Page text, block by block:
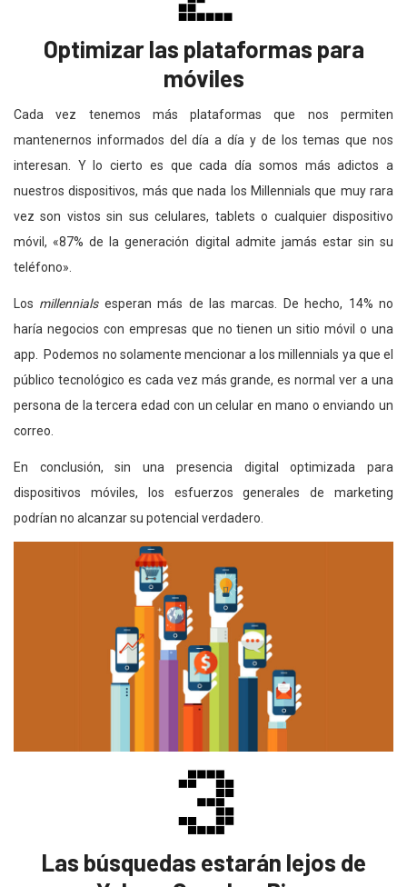
Optimizar las plataformas para
móviles
Cada vez tenemos más plataformas que nos permiten
mantenernos informados del día a día y de los temas que nos
interesan. Y lo cierto es que cada día somos más adictos a
nuestros dispositivos, más que nada los Millennials que muy rara
vez son vistos sin sus celulares, tablets o cualquier dispositivo
móvil, «87% de la generación digital admite jamás estar sin su
teléfono».
Los millennialsesperan más de las marcas. De hecho, 14% no
haría negocios con empresas que no tienen un sitio móvil o una
app. Podemos no solamente mencionar a los millennials ya que el
público tecnológico es cada vez más grande, es normal ver a una
persona de la tercera edad con un celular en mano o enviando un
correo.
En conclusión, sin una presencia digital optimizada para
dispositivos móviles, los esfuerzos generales de marketing
podrían no alcanzar su potencial verdadero.
Las búsquedas estarán lejos de